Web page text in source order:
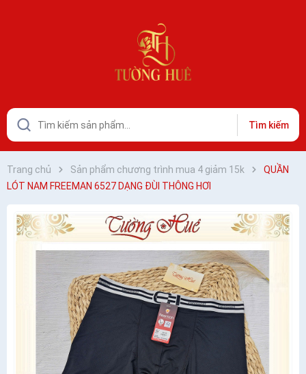
Tìm kiếm
Trang chủ Sản phẩm chương trình mua 4 giảm 15k
QUẦN
LÓT NAM FREEMAN 6527 DẠNG ĐÙI THÔNG HƠI